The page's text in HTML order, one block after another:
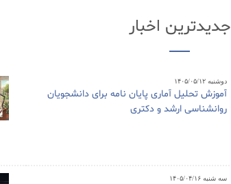
جدیدترین اخبار
دوشنبه ۱۴۰۵/۰۵/۱۲
آموزش تحلیل آماری پایان نامه برای دانشجویان
روانشناسی ارشد و دکتری
سه شنبه ۱۴۰۵/۰۴/۱۶